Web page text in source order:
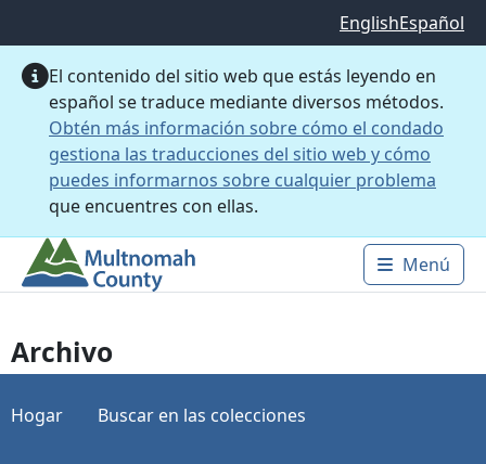
EnglishEspañol
El contenido del sitio web que estás leyendo en
español se traduce mediante diversos métodos.
Obtén más información sobre cómo el condado
gestiona las traducciones del sitio web y cómo
puedes informarnos sobre cualquier problema
que encuentres con ellas.
Main
Menú
Archivo
Hogar Buscar en las colecciones